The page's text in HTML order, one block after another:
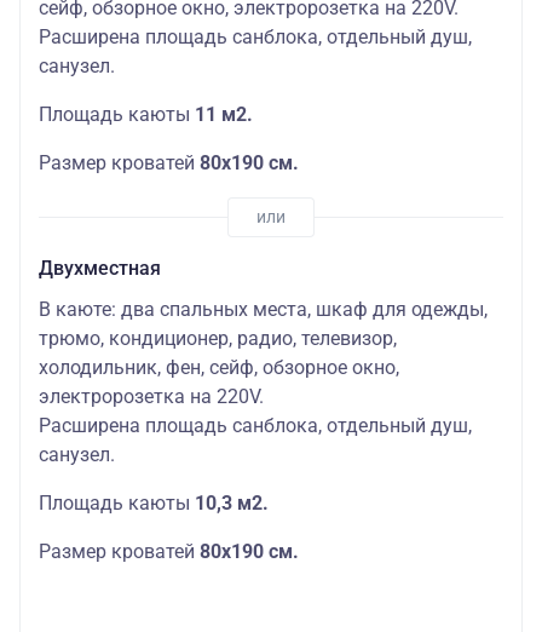
сейф, обзорное окно, электророзетка на 220V.
Расширена площадь санблока, отдельный душ,
санузел.
Площадь каюты 11 м2.
Размер кроватей 80х190 см.
Двухместная
В каюте: два спальных места, шкаф для одежды,
трюмо, кондиционер, радио, телевизор,
холодильник, фен, сейф, обзорное окно,
электророзетка на 220V.
Расширена площадь санблока, отдельный душ,
санузел.
Площадь каюты 10,3 м2.
Размер кроватей 80х190 см.